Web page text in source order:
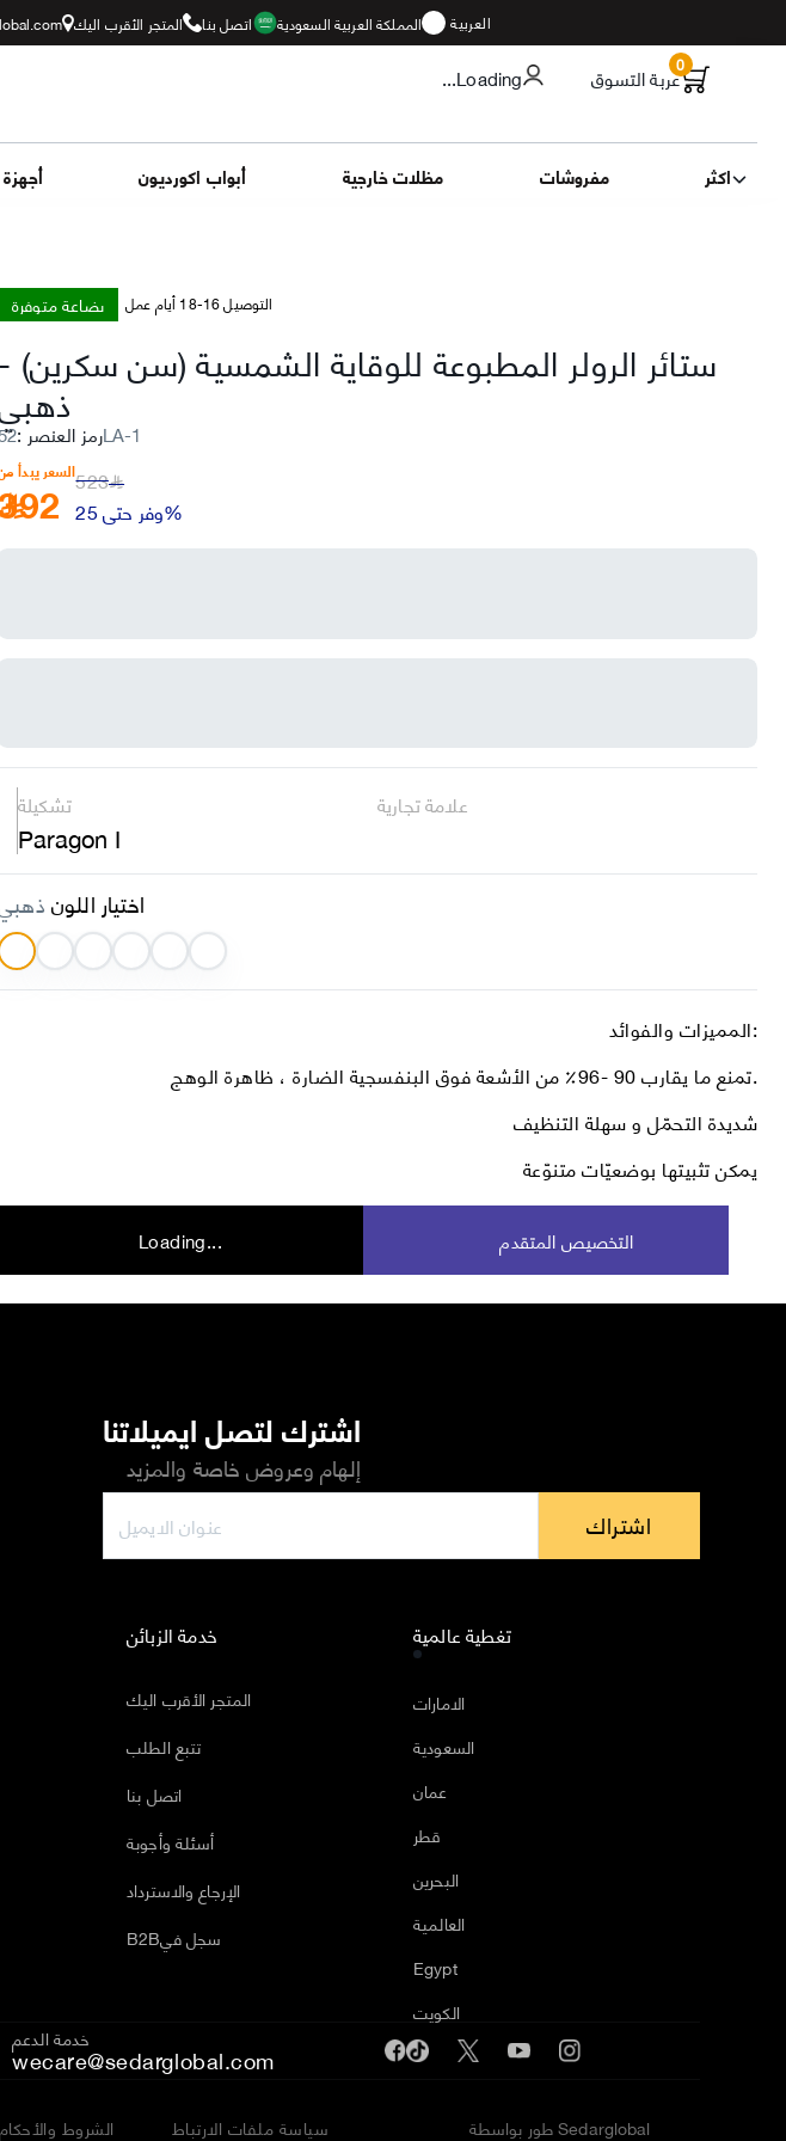
المتجر الأقرب اليك اتصل بنا المملكة العربية السعودية العربية
...Loading عربة التسوق0
أبواب اكورديون مظلات خارجية مفروشات اكثر
بضاعة متوفرة التوصيل 16-18 أيام عمل
ستائر الرولر المطبوعة للوقاية الشمسية (سن سكرين) -
رمز العنصر: 52LA-1
السعر يبدأ ﷼523
وفر حتى 25%
تشكيلة
Paragon I
علامة تجارية
اختيار اللون
المميزات والفوائد:
تمنع ما يقارب 90 -96٪ من الأشعة فوق البنفسجية الضارة ، ظاهرة الوهج.
شديدة التحمّل و سهلة التنظيف
يمكن تثبيتها بوضعيّات متنوّعة
Loading... التخصيص المتقدم
اشترك لتصل ايميلاتنا
إلهام وعروض خاصة والمزيد
اشتراك
خدمة الزبائن
المتجر الأقرب اليك
تتبع الطلب
اتصل بنا
أسئلة وأجوبة
الإرجاع والاسترداد
B2Bسجل في
تغطية عالمية
الامارات
السعودية
عمان
قطر
البحرين
العالمية
Egypt
الكويت
خدمة الدعم
wecare@sedarglobal.com
الشروط والأحكام سياسة ملفات الارتباط طور بواسطة Sedarglobal